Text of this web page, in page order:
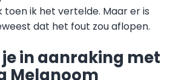
toen ik het vertelde. Maar er is
dat het fout zou aflopen.
je in aanraking met
Melanoom